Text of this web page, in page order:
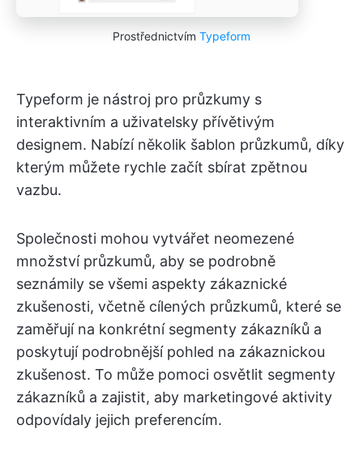
Prostřednictvím Typeform
Typeform je nástroj pro průzkumy s
interaktivním a uživatelsky přívětivým
designem. Nabízí několik šablon průzkumů, díky
kterým můžete rychle začít sbírat zpětnou
vazbu.
Společnosti mohou vytvářet neomezené
množství průzkumů, aby se podrobně
seznámily se všemi aspekty zákaznické
zkušenosti, včetně cílených průzkumů, které se
zaměřují na konkrétní segmenty zákazníků a
poskytují podrobnější pohled na zákaznickou
zkušenost. To může pomoci osvětlit segmenty
zákazníků a zajistit, aby marketingové aktivity
odpovídaly jejich preferencím.